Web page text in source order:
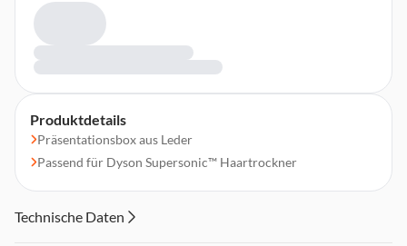
Produktdetails
Präsentationsbox aus Leder
Passend für Dyson Supersonic™ Haartrockner
Technische Daten